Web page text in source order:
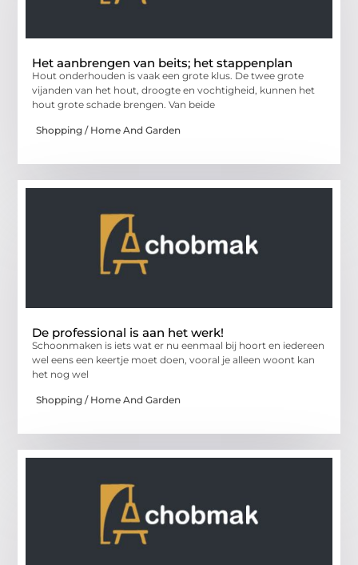
Het aanbrengen van beits; het stappenplan
Hout onderhouden is vaak een grote klus. De twee grote
vijanden van het hout, droogte en vochtigheid, kunnen het
hout grote schade brengen. Van beide
Shopping / Home And Garden
De professional is aan het werk!
Schoonmaken is iets wat er nu eenmaal bij hoort en iedereen
wel eens een keertje moet doen, vooral je alleen woont kan
het nog wel
Shopping / Home And Garden